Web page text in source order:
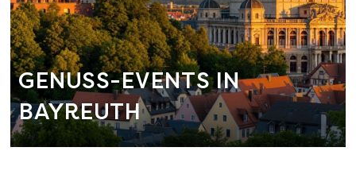
GENUSS-EVENTS IN
BAYREUTH